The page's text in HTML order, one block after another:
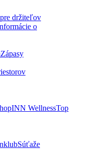
držiteľov
o
Zápasy
INN WellnessTop
Súťaže